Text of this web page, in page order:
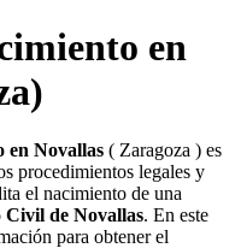
en
en Novallas ( Zaragoza ) es
procedimientos legales y
el nacimiento de una
Civil de Novallas. En este
para obtener el